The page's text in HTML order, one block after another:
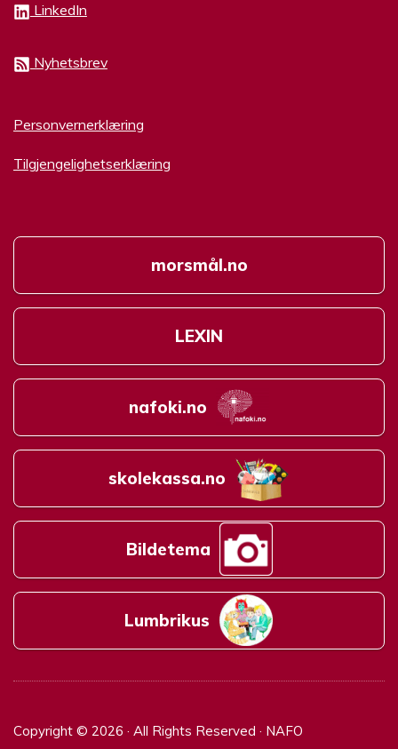
LinkedIn
Nyhetsbrev
Personvernerklæring
Tilgjengelighetserklæring
morsmål.no
LEXIN
nafoki.no
skolekassa.no
Bildetema
Lumbrikus
Copyright © 2026 · All Rights Reserved · NAFO